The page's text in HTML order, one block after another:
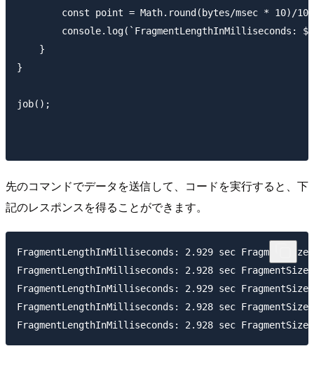
        const point = Math.round(bytes/msec * 10)/10;
console.log(`FragmentLengthInMilliseconds:
    }
}
job();
先のコマンドでデータを送信して、コードを実行すると、下
記のレスポンスを得ることができます。
FragmentLengthInMilliseconds: 2.929 sec
FragmentLengthInMilliseconds: 2.928 sec
FragmentLengthInMilliseconds: 2.929 sec
FragmentLengthInMilliseconds: 2.928 sec